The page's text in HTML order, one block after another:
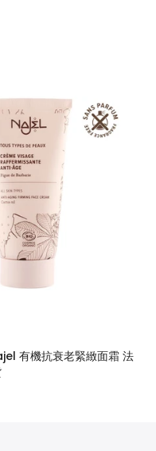
有機抗衰老緊緻面霜 法